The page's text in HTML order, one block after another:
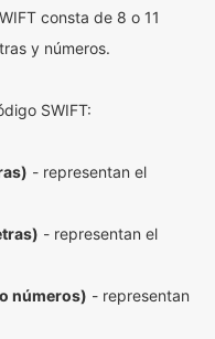
consta de 8 o 11
y números.
SWIFT:
- representan el
- representan el
números) - representan